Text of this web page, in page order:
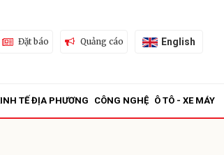
Đặt báo Quảng cáo English
TẾ ĐỊA PHƯƠNG CÔNG NGHỆ Ô TÔ - XE MÁY